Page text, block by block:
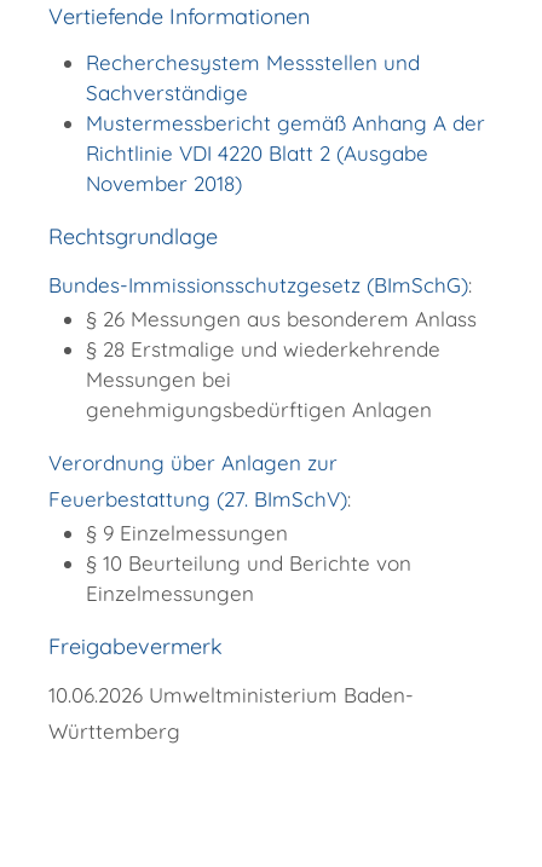
Vertiefende Informationen
Recherchesystem Messstellen und
Sachverständige
Mustermessbericht gemäß Anhang A der
Richtlinie VDI 4220 Blatt 2 (Ausgabe
November 2018)
Rechtsgrundlage
Bundes-Immissionsschutzgesetz (BImSchG):
§ 26 Messungen aus besonderem Anlass
§ 28 Erstmalige und wiederkehrende
Messungen bei
genehmigungsbedürftigen Anlagen
Verordnung über Anlagen zur
Feuerbestattung (27. BImSchV):
§ 9 Einzelmessungen
§ 10 Beurteilung und Berichte von
Einzelmessungen
Freigabevermerk
10.06.2026 Umweltministerium Baden-
Württemberg